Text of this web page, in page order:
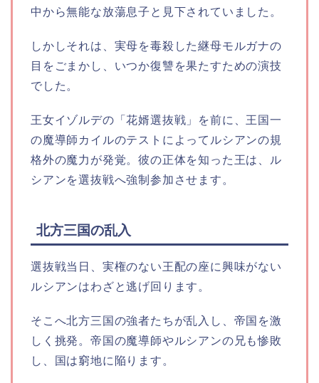
中から無能な放蕩息子と見下されていました。
しかしそれは、実母を毒殺した継母モルガナの
目をごまかし、いつか復讐を果たすための演技
でした。
王女イゾルデの「花婿選抜戦」を前に、王国一
の魔導師カイルのテストによってルシアンの規
格外の魔力が発覚。彼の正体を知った王は、ル
シアンを選抜戦へ強制参加させます。
北方三国の乱入
選抜戦当日、実権のない王配の座に興味がない
ルシアンはわざと逃げ回ります。
そこへ北方三国の強者たちが乱入し、帝国を激
しく挑発。帝国の魔導師やルシアンの兄も惨敗
し、国は窮地に陥ります。